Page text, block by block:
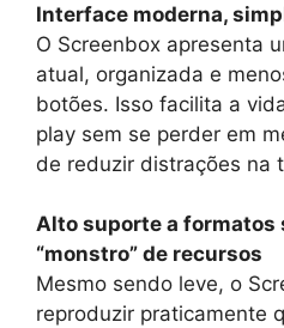
Interface moderna,
O Screenbox apresenta
atual, organizada e
botões. Isso facilita a
play sem se perder em
de reduzir distrações na
Alto suporte a formatos
“monstro” de recursos
Mesmo sendo leve, o
reproduzir praticamente